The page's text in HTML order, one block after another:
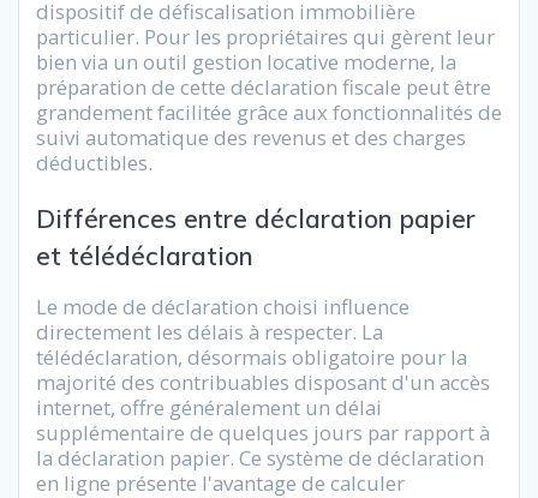
dispositif de défiscalisation immobilière
particulier. Pour les propriétaires qui gèrent leur
bien via un outil gestion locative moderne, la
préparation de cette déclaration fiscale peut être
grandement facilitée grâce aux fonctionnalités de
suivi automatique des revenus et des charges
déductibles.
Différences entre déclaration papier
et télédéclaration
Le mode de déclaration choisi influence
directement les délais à respecter. La
télédéclaration, désormais obligatoire pour la
majorité des contribuables disposant d'un accès
internet, offre généralement un délai
supplémentaire de quelques jours par rapport à
la déclaration papier. Ce système de déclaration
en ligne présente l'avantage de calculer